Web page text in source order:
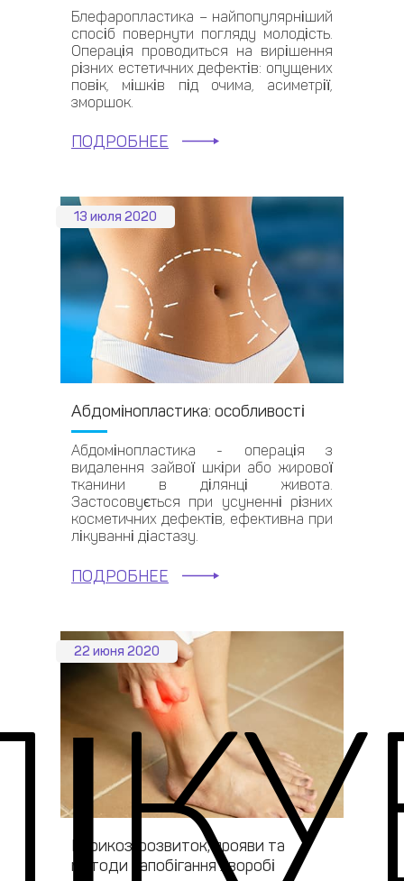
Блефаропластика – найпопулярніший
спосіб повернути погляду молодість.
Операція проводиться на вирішення
різних естетичних дефектів: опущених
повік, мішків під очима, асиметрії,
зморшок.
ПОДРОБНЕЕ
13 июля 2020
Абдомінопластика: особливості
Абдомінопластика - операція з
видалення зайвої шкіри або жирової
тканини в ділянці живота.
Застосовується при усуненні різних
косметичних дефектів, ефективна при
лікуванні діастазу.
ПОДРОБНЕЕ
22 июня 2020
Варикоз: розвиток, прояви та
методи запобігання хворобі